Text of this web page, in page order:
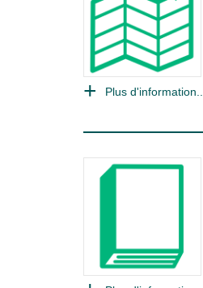
Plus d'information...